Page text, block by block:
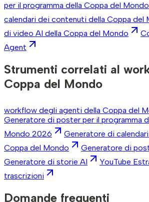
per il programma della Coppa del Mondo
calendari dei contenuti della Coppa del
di video AI della Coppa del Mondo
Agent
Strumenti correlati al
Coppa del Mondo
workflow degli agenti della Coppa del
Generatore di poster per il programma
Mondo 2026
Generatore di
Coppa del Mondo
Generatore di
Generatore di storie AI
YouTube
trascrizioni
Domande frequenti